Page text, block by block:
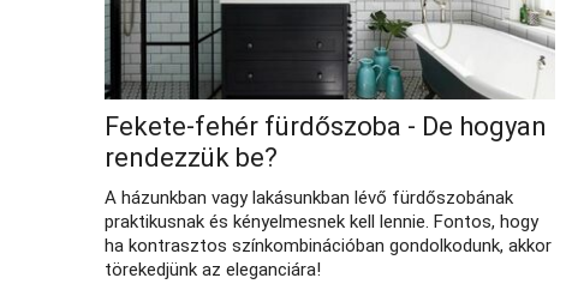
Fekete-fehér fürdőszoba - De hogyan
rendezzük be?
A házunkban vagy lakásunkban lévő fürdőszobának
praktikusnak és kényelmesnek kell lennie. Fontos, hogy
ha kontrasztos színkombinációban gondolkodunk, akkor
törekedjünk az eleganciára!